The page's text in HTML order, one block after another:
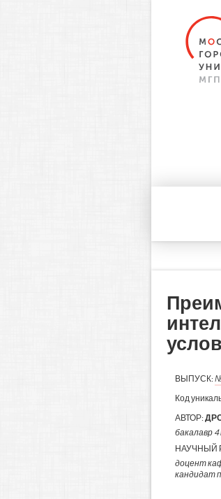
ВЫПУСК:
Код
АВТОР:
бакалавр
НАУЧНЫЙ
доцент
кандидат